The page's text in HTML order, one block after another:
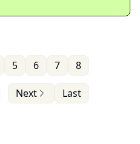
5 6 7 8
Next Last